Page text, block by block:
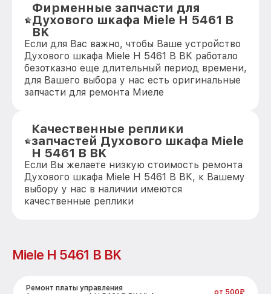
Фирменные запчасти для
Духового шкафа Miele H 5461 В
BK
Если для Вас важно, чтобы Ваше устройство
Духового шкафа Miele H 5461 В BK работало
безотказно еще длительный период времени,
для Вашего выбора у нас есть оригинальные
запчасти для ремонта Миеле
Качественные реплики
запчастей Духового шкафа Miele
H 5461 В BK
Если Вы желаете низкую стоимость ремонта
Духового шкафа Miele H 5461 В BK, к Вашему
выбору у нас в наличии имеются
качественные реплики
Miele H 5461 В BK
Ремонт платы управления
от 500₽